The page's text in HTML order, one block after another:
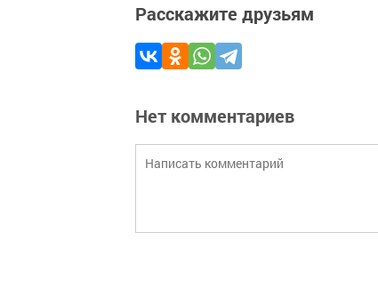
Расскажите друзьям
Нет комментариев